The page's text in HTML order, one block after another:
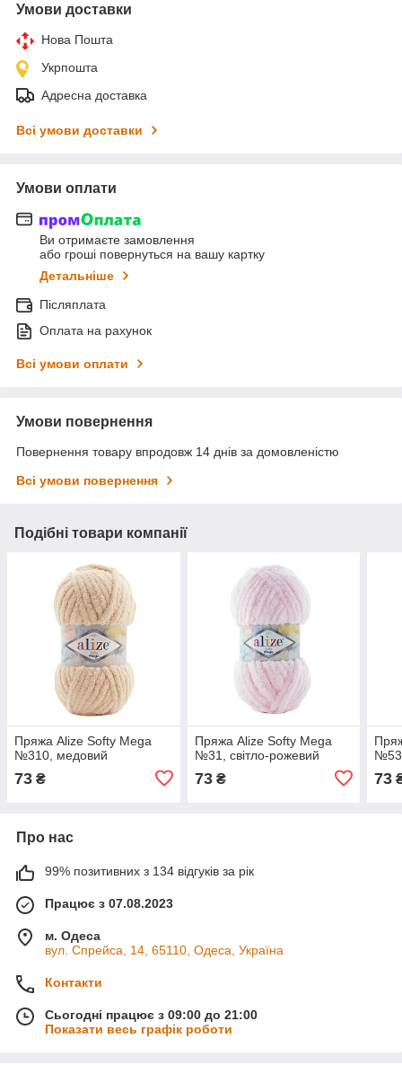
Умови доставки
Нова Пошта
Укрпошта
Адресна доставка
Всі умови доставки
Умови оплати
Ви отримаєте замовлення
або гроші повернуться на вашу картку
Детальніше
Післяплата
Оплата на рахунок
Всі умови оплати
Умови повернення
Повернення товару впродовж 14 днів за домовленістю
Всі умови повернення
Подібні товари компанії
Пряжа Alize Softy Mega
№310, медовий
73 ₴
Пряжа Alize Softy Mega
№31, світло-рожевий
73₴ 73
Про нас
99% позитивних з 134 відгуків за рік
Працює з 07.08.2023
м. Одеса
вул. Спрейса, 14, 65110, Одеса, Україна
Контакти
Сьогодні працює з 09:00 до 21:00
Показати весь графік роботи